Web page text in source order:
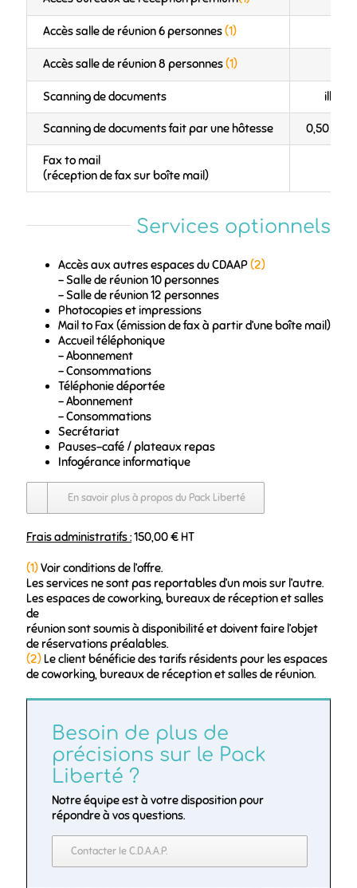
Accès salle de réunion 6 personnes(1)
Accès salle de réunion 8 personnes(1)
Scanning de documents illimité
Scanning de documents fait par une hôtesse 0,50 € /
Fax to mail
(réception de fax sur boîte mail)
Services optionnels
Accès aux autres espaces du CDAAP(2)
– Salle de réunion 10 personnes
– Salle de réunion 12 personnes
Photocopies et impressions
Mail to Fax (émission de fax à partir d’une boîte mail)
Accueil téléphonique
– Abonnement
– Consommations
Téléphonie déportée
– Abonnement
– Consommations
Secrétariat
Pauses-café / plateaux repas
Infogérance informatique
En savoir plus à propos du Pack Liberté
Frais administratifs :150,00 € HT
(1)Voir conditions de l’offre.
Les services ne sont pas reportables d’un mois sur l’autre.
Les espaces de coworking, bureaux de réception et salles
de
réunion sont soumis à disponibilité et doivent faire l’objet
de réservations préalables.
(2)Le client bénéficie des tarifs résidents pour les espaces
de coworking, bureaux de réception et salles de réunion.
Besoin de plus de
précisions sur le Pack
Liberté ?
Notre équipe est à votre disposition pour
répondre à vos questions.
Contacter le C.D.A.A.P.